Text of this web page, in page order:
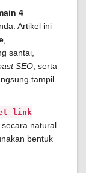
4
Artikel ini
santai,
SEO , serta
tampil
link
natural
bentuk